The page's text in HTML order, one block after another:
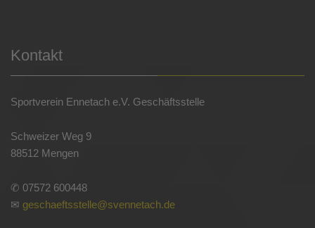
Kontakt
Sportverein Ennetach e.V. Geschäftsstelle
Schweizer Weg 9
88512 Mengen
✆ 07572 600448
✉ geschaeftsstelle@svennetach.de